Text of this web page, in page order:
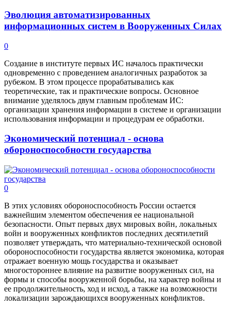
Эволюция автоматизированных
информационных систем в Вооруженных Силах
0
Создание в институте первых ИС началось практически
одновременно с проведением аналогичных разработок за
рубежом. В этом процессе прорабатывались как
теоретические, так и практические вопросы. Основное
внимание уделялось двум главным проблемам ИС:
организации хранения информации в системе и организации
использования информации и процедурам ее обработки.
Экономический потенциал - основа
обороноспособности государства
0
В этих условиях обороноспособность России остается
важнейшим элементом обеспечения ее национальной
безопасности. Опыт первых двух мировых войн, локальных
войн и вооруженных конфликтов последних десятилетий
позволяет утверждать, что материально-технической основой
обороноспособности государства является экономика, которая
отражает военную мощь государства и оказывает
многостороннее влияние на развитие вооруженных сил, на
формы и способы вооруженной борьбы, на характер войны и
ее продолжительность, ход и исход, а также на возможности
локализации зарождающихся вооруженных конфликтов.